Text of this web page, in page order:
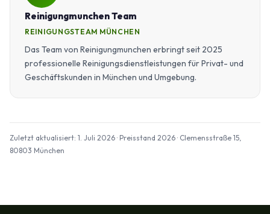
Reinigungmunchen Team
REINIGUNGSTEAM MÜNCHEN
Das Team von Reinigungmunchen erbringt seit 2025
professionelle Reinigungsdienstleistungen für Privat- und
Geschäftskunden in München und Umgebung.
Zuletzt aktualisiert: 1. Juli 2026 · Preisstand 2026 · Clemensstraße 15,
80803 München